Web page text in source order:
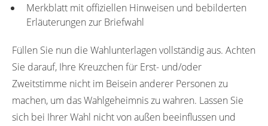
Merkblatt mit offiziellen Hinweisen und bebilderten
Erläuterungen zur Briefwahl
Füllen Sie nun die Wahlunterlagen vollständig aus. Achten
Sie darauf, Ihre Kreuzchen für Erst- und/oder
Zweitstimme nicht im Beisein anderer Personen zu
machen, um das Wahlgeheimnis zu wahren. Lassen Sie
sich bei Ihrer Wahl nicht von außen beeinflussen und